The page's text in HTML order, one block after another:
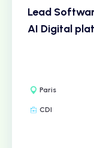
Lead
AI Digital
Paris
CDI